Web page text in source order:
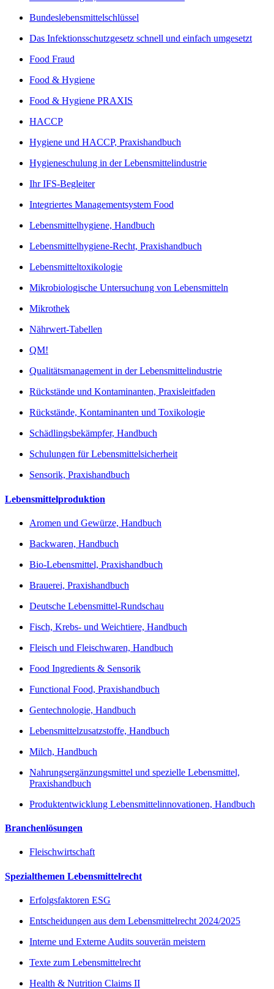
Bundeslebensmittelschlüssel
Das Infektionsschutzgesetz schnell und einfach umgesetzt
Food Fraud
Food & Hygiene
Food & Hygiene PRAXIS
HACCP
Hygiene und HACCP, Praxishandbuch
Hygieneschulung in der Lebensmittelindustrie
Ihr IFS-Begleiter
Integriertes Managementsystem Food
Lebensmittelhygiene, Handbuch
Lebensmittelhygiene-Recht, Praxishandbuch
Lebensmitteltoxikologie
Mikrobiologische Untersuchung von Lebensmitteln
Mikrothek
Nährwert-Tabellen
QM!
Qualitätsmanagement in der Lebensmittelindustrie
Rückstände und Kontaminanten, Praxisleitfaden
Rückstände, Kontaminanten und Toxikologie
Schädlingsbekämpfer, Handbuch
Schulungen für Lebensmittelsicherheit
Sensorik, Praxishandbuch
Lebensmittelproduktion
Aromen und Gewürze, Handbuch
Backwaren, Handbuch
Bio-Lebensmittel, Praxishandbuch
Brauerei, Praxishandbuch
Deutsche Lebensmittel-Rundschau
Fisch, Krebs- und Weichtiere, Handbuch
Fleisch und Fleischwaren, Handbuch
Food Ingredients & Sensorik
Functional Food, Praxishandbuch
Gentechnologie, Handbuch
Lebensmittelzusatzstoffe, Handbuch
Milch, Handbuch
Nahrungsergänzungsmittel und spezielle Lebensmittel,
Praxishandbuch
Produktentwicklung Lebensmittelinnovationen, Handbuch
Branchenlösungen
Fleischwirtschaft
Spezialthemen Lebensmittelrecht
Erfolgsfaktoren ESG
Entscheidungen aus dem Lebensmittelrecht 2024/2025
Interne und Externe Audits souverän meistern
Texte zum Lebensmittelrecht
Health & Nutrition Claims II